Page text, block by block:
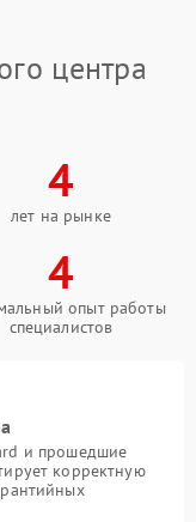
центра
4
лет на рынке
4
опыт работы
специалистов
и прошедшие
корректную